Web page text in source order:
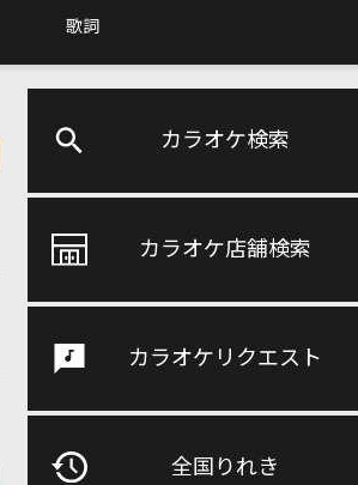
歌詞
カラオケ検索
カラオケ店舗検索
カラオケリクエスト
全国りれき